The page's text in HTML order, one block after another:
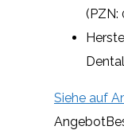
(PZN:
Siehe auf
Angebot